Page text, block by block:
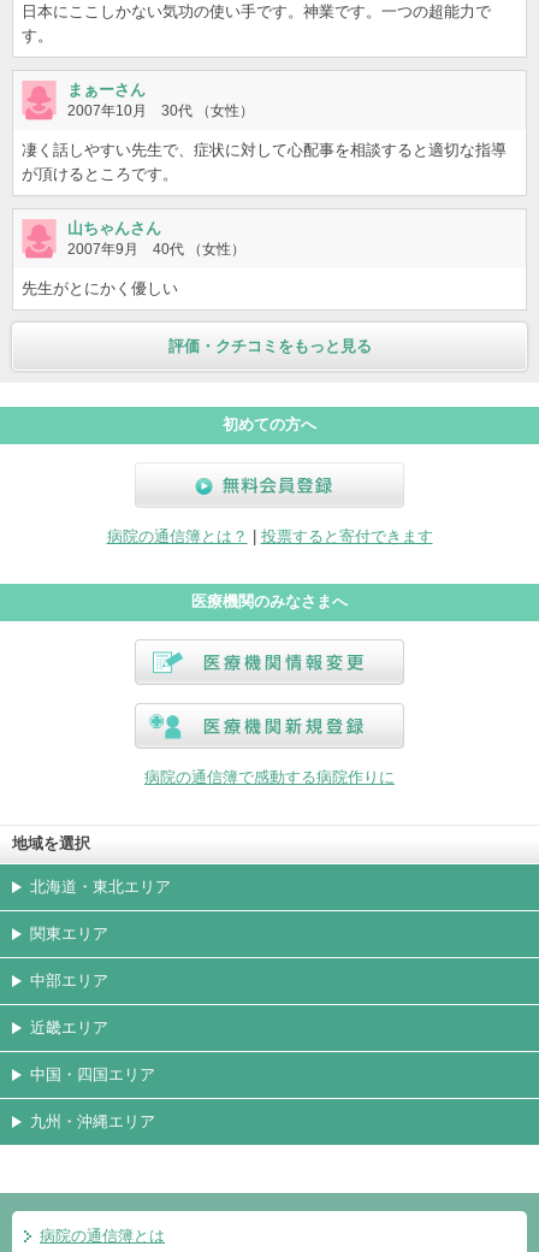
日本にここしかない気功の使い手です。神業です。一つの超能力で
す。
まぁーさん
2007年10月 30代 （女性）
凄く話しやすい先生で、症状に対して心配事を相談すると適切な指導
が頂けるところです。
山ちゃんさん
2007年9月 40代 （女性）
先生がとにかく優しい
評価・クチコミをもっと見る
初めての方へ
病院の通信簿とは？ | 投票すると寄付できます
医療機関のみなさまへ
病院の通信簿で感動する病院作りに
地域を選択
北海道・東北エリア
関東エリア
中部エリア
近畿エリア
中国・四国エリア
九州・沖縄エリア
病院の通信簿とは